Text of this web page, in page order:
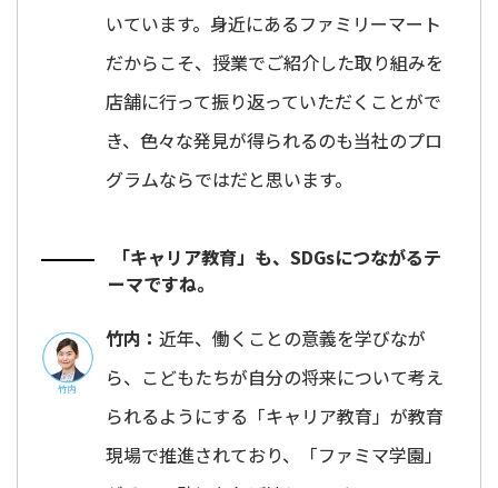
いています。身近にあるファミリーマート
だからこそ、授業でご紹介した取り組みを
店舗に行って振り返っていただくことがで
き、色々な発見が得られるのも当社のプロ
グラムならではだと思います。
「キャリア教育」も、SDGsにつながるテ
ーマですね。
竹内： 近年、働くことの意義を学びなが
ら、こどもたちが自分の将来について考え
られるようにする「キャリア教育」が教育
現場で推進されており、「ファミマ学園」